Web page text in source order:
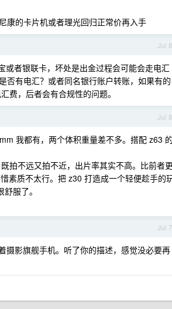
康的卡片机或者理光回归正常价再入手
Jul 8
者银联卡，坏处是出金过程会可能会走电汇
否有电汇？或者同名银行账户转账，如果有的
费，后者会有合规性的问题。
Jul 8
我都有，两个体积重量差不多。搭配 z63 的
拍不远又拍不近，出片率其实不高。比前者更
素质不太行。把 z30 打造成一个轻便趁手的
服了。
Jul 7
摄影旗舰手机。听了你的描述，感觉没必要再